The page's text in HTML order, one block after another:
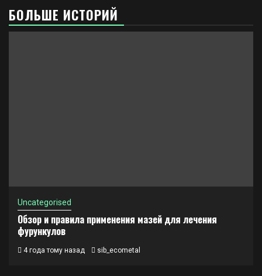
БОЛЬШЕ ИСТОРИЙ
Uncategorised
Обзор и правила применения мазей для лечения
фурункулов
4 года тому назад sib_ecometal